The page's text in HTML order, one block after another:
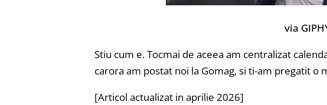
via
Stiu cum e. Tocmai de aceea am centralizat
carora am postat noi la Gomag, si ti-am pregatit o
[Articol actualizat in aprilie 2026]